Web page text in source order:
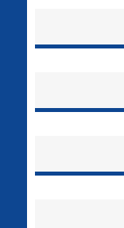
לכל מוצרי היצרן